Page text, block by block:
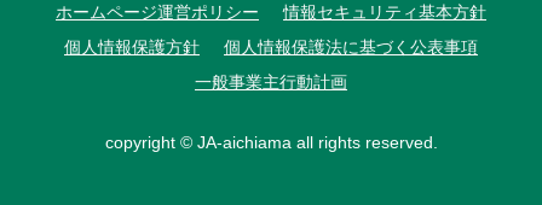
ホームページ運営ポリシー
情報セキュリティ基本方針
個人情報保護方針
個人情報保護法に基づく公表事項
一般事業主行動計画
copyright © JA-aichiama all rights reserved.